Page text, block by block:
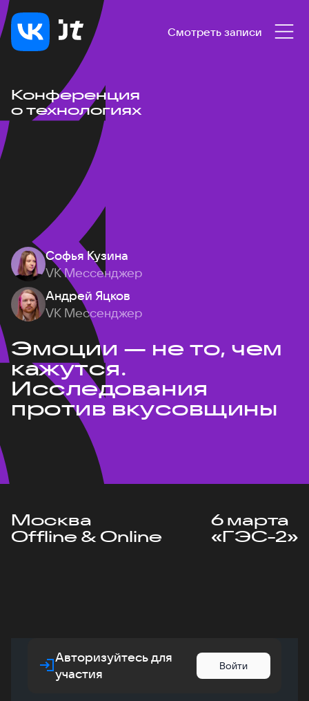
Смотреть записи
Конференция
о технологиях
Софья Кузина
VK Мессенджер
Андрей Яцков
VK Мессенджер
Эмоции — не то, чем
кажутся.
Исследования
против вкусовщины
Москва
Offline & Online
6 марта
«ГЭС-2»
Авторизуйтесь для
участия
Войти